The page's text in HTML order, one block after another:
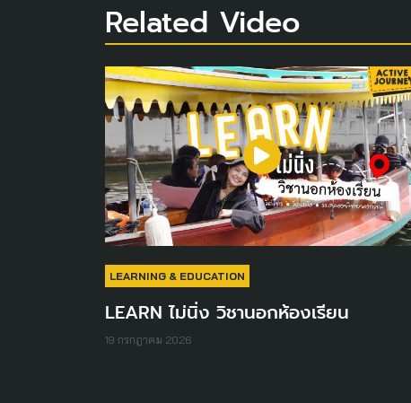
Related Video
LEARNING & EDUCATION
LEARN ไม่นิ่ง วิชานอกห้องเรียน
19 กรกฎาคม 2026